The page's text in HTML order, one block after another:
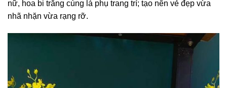
nữ, hoa bi trắng cùng lá phụ trang trí; tạo nên vẻ đẹp vừa
nhã nhặn vừa rạng rỡ.